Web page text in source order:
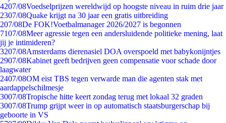
4207/08Voedselprijzen wereldwijd op hoogste niveau in ruim drie jaar
2307/08Quake krijgt na 30 jaar een gratis uitbreiding
207/08De FOK!Voetbalmanager 2026/2027 is begonnen
7107/08Meer agressie tegen een andersluidende politieke mening, laat
jij je intimideren?
3207/08Amsterdams dierenasiel DOA overspoeld met babykonijntjes
2907/08Kabinet geeft bedrijven geen compensatie voor schade door
laagwater
2407/08OM eist TBS tegen verwarde man die agenten stak met
aardappelschilmesje
3007/08Tropische hitte keert zondag terug met lokaal 32 graden
3007/08Trump grijpt weer in op automatisch staatsburgerschap bij
geboorte in VS